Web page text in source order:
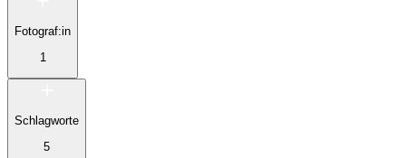
Fotograf:in
1
Schlagworte
5